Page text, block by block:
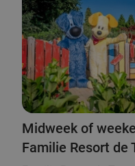
Midweek of
Familie Resort de